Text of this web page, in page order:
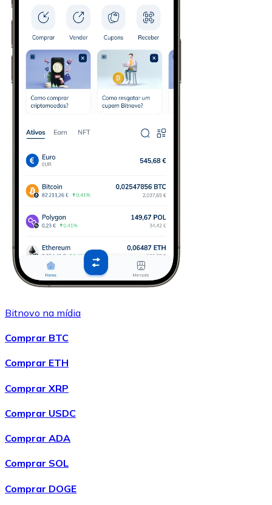
Bitnovo na mídia
Comprar BTC
Comprar ETH
Comprar XRP
Comprar USDC
Comprar ADA
Comprar SOL
Comprar DOGE